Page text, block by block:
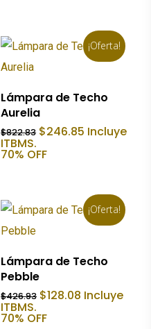
¡Oferta!
Añadir Al Carrito
Lámpara de Techo
Aurelia
$822.83 El
original
$246.85 El
precio
Incluye
ITBMS.
70% OFF
¡Oferta!
Añadir Al Carrito
Lámpara de Techo
Pebble
$426.93 El
original
$128.08 El
precio
Incluye
ITBMS.
70% OFF